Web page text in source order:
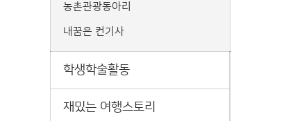
농촌관광동아리
내꿈은 컨기사
학생학술활동
재밌는 여행스토리